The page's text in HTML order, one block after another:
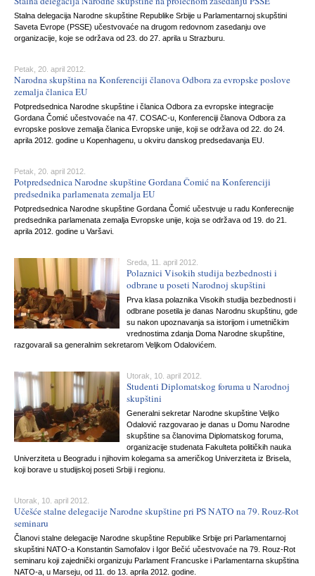
Stalna delegacija Narodne skupštine Republike Srbije u Parlamentarnoj skupštini
Saveta Evrope (PSSE) učestvovaće na drugom redovnom zasedanju ove
organizacije, koje se održava od 23. do 27. aprila u Strazburu.
Petak, 20. april 2012.
Narodna skupština na Konferenciji članova Odbora za evropske poslove
zemalja članica EU
Potpredsednica Narodne skupštine i članica Odbora za evropske integracije
Gordana Čomić učestvovaće na 47. COSAC-u, Konferenciji članova Odbora za
evropske poslove zemalja članica Evropske unije, koji se održava od 22. do 24.
aprila 2012. godine u Kopenhagenu, u okviru danskog predsedavanja EU.
Petak, 20. april 2012.
Potpredsednica Narodne skupštine Gordana Čomić na Konferenciji
predsednika parlamenata zemalja EU
Potpredsednica Narodne skupštine Gordana Čomić učestvuje u radu Konferecnije
predsednika parlamenata zemalja Evropske unije, koja se održava od 19. do 21.
aprila 2012. godine u Varšavi.
Sreda, 11. april 2012.
Polaznici Visokih studija bezbednosti i
odbrane u poseti Narodnoj skupštini
Prva klasa polaznika Visokih studija bezbednosti i
odbrane posetila je danas Narodnu skupštinu, gde
su nakon upoznavanja sa istorijom i umetničkim
vrednostima zdanja Doma Narodne skupštine,
razgovarali sa generalnim sekretarom Veljkom Odalovićem.
Utorak, 10. april 2012.
Studenti Diplomatskog foruma u Narodnoj
skupštini
Generalni sekretar Narodne skupštine Veljko
Odalović razgovarao je danas u Domu Narodne
skupštine sa članovima Diplomatskog foruma,
organizacije studenata Fakulteta političkih nauka
Univerziteta u Beogradu i njihovim kolegama sa američkog Univerziteta iz Brisela,
koji borave u studijskoj poseti Srbiji i regionu.
Utorak, 10. april 2012.
Učešće stalne delegacije Narodne skupštine pri PS NATO na 79. Rouz-Rot
seminaru
Članovi stalne delegacije Narodne skupštine Republike Srbije pri Parlamentarnoj
skupštini NATO-a Konstantin Samofalov i Igor Bečić učestvovaće na 79. Rouz-Rot
seminaru koji zajednički organizuju Parlament Francuske i Parlamentarna skupština
NATO-a, u Marseju, od 11. do 13. aprila 2012. godine.